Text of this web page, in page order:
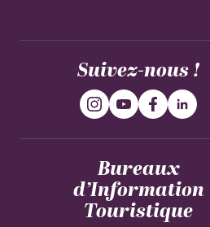
Suivez-nous !
Bureaux
d’Information
Touristique